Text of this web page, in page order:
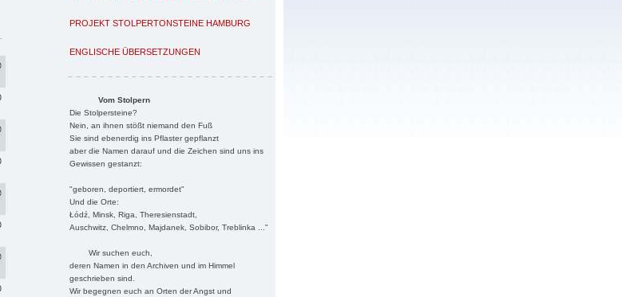
PROJEKT STOLPERTONSTEINE HAMBURG
ENGLISCHE ÜBERSETZUNGEN
Vom Stolpern
Die Stolpersteine?
Nein, an ihnen stößt niemand den Fuß
Sie sind ebenerdig ins Pflaster gepflanzt
aber die Namen darauf und die Zeichen sind uns ins
Gewissen gestanzt:
"geboren, deportiert, ermordet"
Und die Orte:
Łódź, Minsk, Riga, Theresienstadt,
Auschwitz, Chelmno, Majdanek, Sobibor, Treblinka ..."
Wir suchen euch,
deren Namen in den Archiven und im Himmel
geschrieben sind.
Wir begegnen euch an Orten der Angst und